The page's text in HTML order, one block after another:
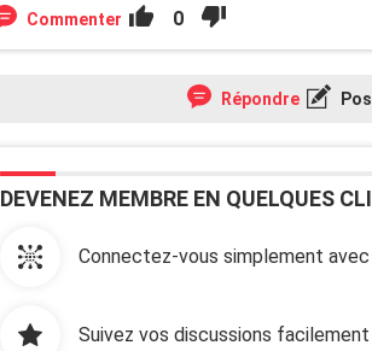
Commenter 0
Répondre
DEVENEZ MEMBRE EN QUELQUES
Connectez-vous simplement
Suivez vos discussions